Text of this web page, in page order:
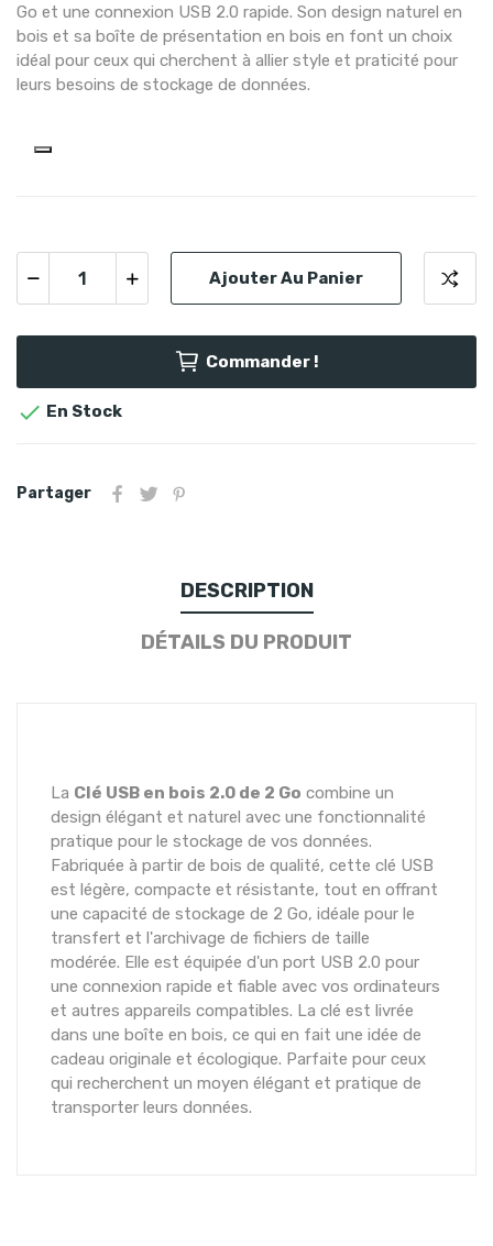
Go et une connexion USB 2.0 rapide. Son design naturel en
bois et sa boîte de présentation en bois en font un choix
idéal pour ceux qui cherchent à allier style et praticité pour
leurs besoins de stockage de données.
Ajouter Au Panier
Commander !
 En Stock
Partager
DESCRIPTION
DÉTAILS DU PRODUIT
La Clé USB en bois 2.0 de 2 Go combine un
design élégant et naturel avec une fonctionnalité
pratique pour le stockage de vos données.
Fabriquée à partir de bois de qualité, cette clé USB
est légère, compacte et résistante, tout en offrant
une capacité de stockage de 2 Go, idéale pour le
transfert et l'archivage de fichiers de taille
modérée. Elle est équipée d'un port USB 2.0 pour
une connexion rapide et fiable avec vos ordinateurs
et autres appareils compatibles. La clé est livrée
dans une boîte en bois, ce qui en fait une idée de
cadeau originale et écologique. Parfaite pour ceux
qui recherchent un moyen élégant et pratique de
transporter leurs données.